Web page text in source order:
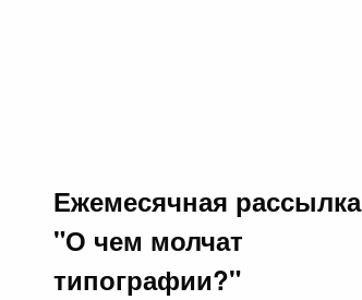
Ежемесячная рассылка
"О чем молчат
типографии?"